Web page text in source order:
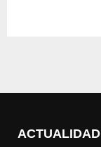
ACTUALIDAD